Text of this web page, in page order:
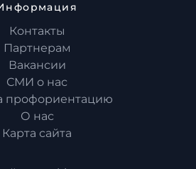
Контакты
Партнерам
Вакансии
СМИ о нас
профориентацию
О нас
Карта сайта